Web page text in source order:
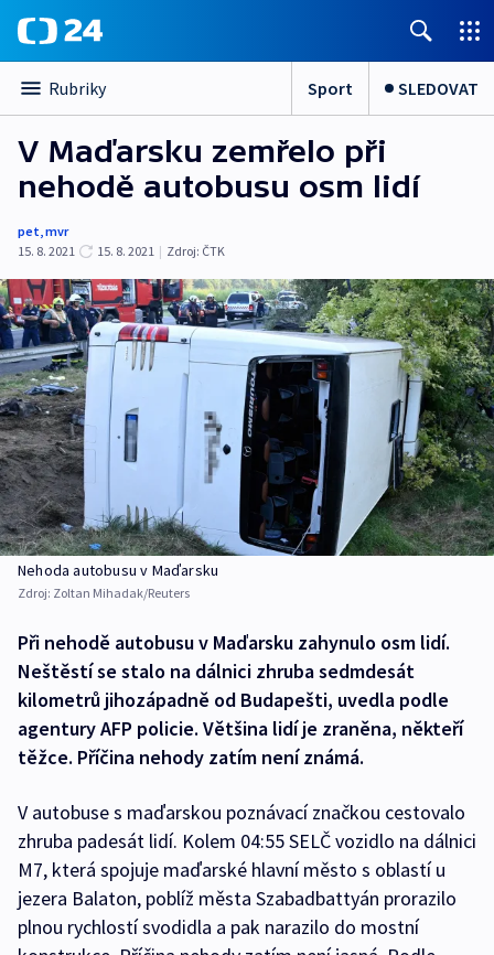
Rubriky Sport SLEDOVAT
V Maďarsku zemřelo při
nehodě autobusu osm lidí
pet,mvr
15. 8. 2021
15. 8. 2021 | Zdroj: ČTK
Nehoda autobusu v Maďarsku
Zdroj: Zoltan Mihadak/Reuters
Při nehodě autobusu v Maďarsku zahynulo osm lidí.
Neštěstí se stalo na dálnici zhruba sedmdesát
kilometrů jihozápadně od Budapešti, uvedla podle
agentury AFP policie. Většina lidí je zraněna, někteří
těžce. Příčina nehody zatím není známá.
V autobuse s maďarskou poznávací značkou cestovalo
zhruba padesát lidí. Kolem 04:55 SELČ vozidlo na dálnici
M7, která spojuje maďarské hlavní město s oblastí u
jezera Balaton, poblíž města Szabadbattyán prorazilo
plnou rychlostí svodidla a pak narazilo do mostní